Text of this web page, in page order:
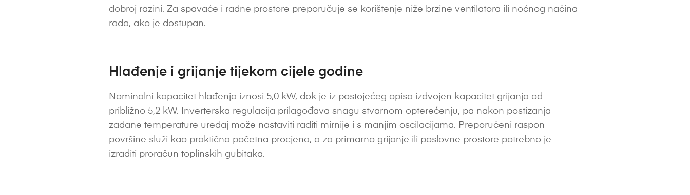
dobroj razini. Za spavaće i radne prostore preporučuje se korištenje niže brzine ventilatora ili noćnog načina
rada, ako je dostupan.
Hlađenje i grijanje tijekom cijele godine
Nominalni kapacitet hlađenja iznosi 5,0 kW, dok je iz postojećeg opisa izdvojen kapacitet grijanja od
približno 5,2 kW. Inverterska regulacija prilagođava snagu stvarnom opterećenju, pa nakon postizanja
zadane temperature uređaj može nastaviti raditi mirnije i s manjim oscilacijama. Preporučeni raspon
površine služi kao praktična početna procjena, a za primarno grijanje ili poslovne prostore potrebno je
izraditi proračun toplinskih gubitaka.